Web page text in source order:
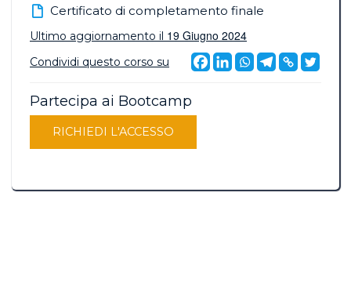
Certificato di completamento finale
Ultimo aggiornamento il 19 Giugno 2024
Condividi questo corso su
Partecipa ai Bootcamp
RICHIEDI L'ACCESSO